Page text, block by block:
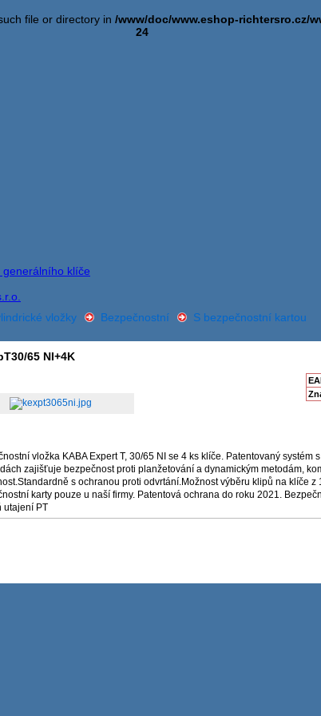
file or directory in /www/doc/www.eshop-richtersro.cz/
24
generálního klíče
vložky Bezpečnostní S bezpečnostní kartou
65 NI+4K
vložka KABA Expert T, 30/65 NI se 4 ks klíče. Patentovaný
zajišťuje bezpečnost proti planžetování a dynamickým metodám,
s ochranou proti odvrtání.Možnost výběru klipů na klíče z
karty pouze u naší firmy. Patentová ochrana do roku 2021.
utajení PT